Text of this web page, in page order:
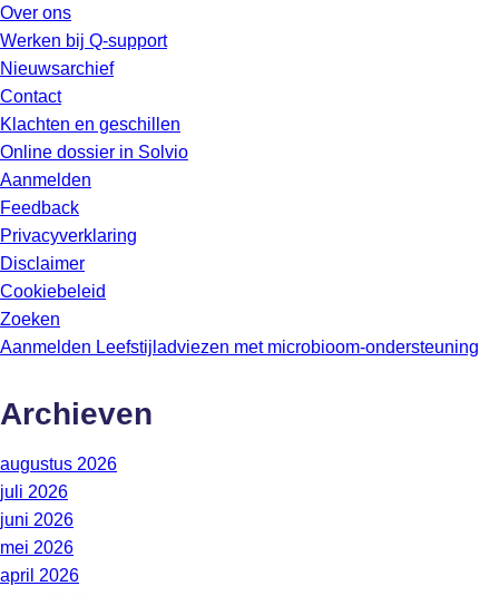
Over ons
Werken bij Q-support
Nieuwsarchief
Contact
Klachten en geschillen
Online dossier in Solvio
Aanmelden
Feedback
Privacyverklaring
Disclaimer
Cookiebeleid
Zoeken
Aanmelden Leefstijladviezen met microbioom-ondersteuning
Archieven
augustus 2026
juli 2026
juni 2026
mei 2026
april 2026